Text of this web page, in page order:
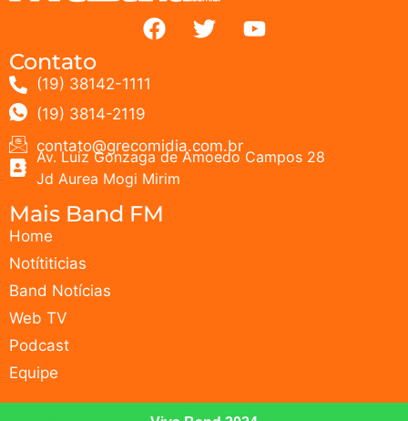
Contato
(19) 38142-1111
(19) 3814-2119
contato@grecomidia.com.br
Av. Luiz Gonzaga de Amoedo Campos 28
Jd Aurea Mogi Mirim
Mais Band FM
Home
Notítiticias
Band Notícias
Web TV
Podcast
Equipe